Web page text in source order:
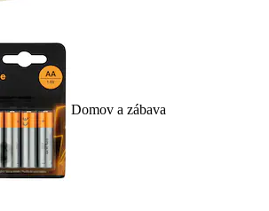
Domov a zábava